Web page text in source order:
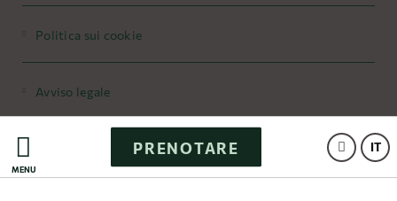
MENÙ
IT
PRENOTARE
Politica sui cookie
Avviso legale